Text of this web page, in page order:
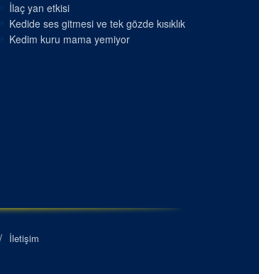
İlaç yan etkisi
Kedide ses gitmesi ve tek gözde kısıklık
Kedim kuru mama yemiyor
İletişim